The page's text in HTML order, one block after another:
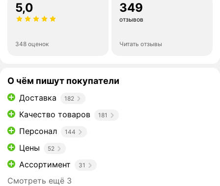
5,0
348 оценок
349
отзывов
Читать отзывы
О чём пишут покупатели
Доставка 182
Качество товаров 181
Персонал 144
Цены 52
Ассортимент 31
Смотреть ещё 3